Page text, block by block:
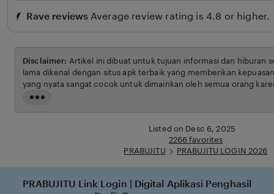
Rave reviews Average review rating is 4.8 or higher.
Read
the
Disclaimer: Artikel ini dibuat untuk tujuan informasi dan hiburan
lama dikenal dengan situs apk terbaik yang memberikan
yang nyata sangat cocok untuk dimainkan oleh semua orang
ketentuan yang berlaku.
Listed on Desc 6, 2025
2266 favorites
PRABUJITU
PRABUJITU LOGIN 2026
PRABUJITU Link Login | Digital Aplikasi Penghasil